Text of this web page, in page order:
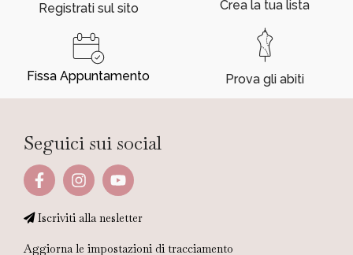
Registrati sul sito
Fissa Appuntamento
Crea la tua lista
Prova gli abiti
Seguici sui social
Iscriviti alla nesletter
Aggiorna le impostazioni di tracciamento